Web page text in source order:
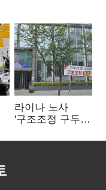
라이나 노사
'구조조정 구두